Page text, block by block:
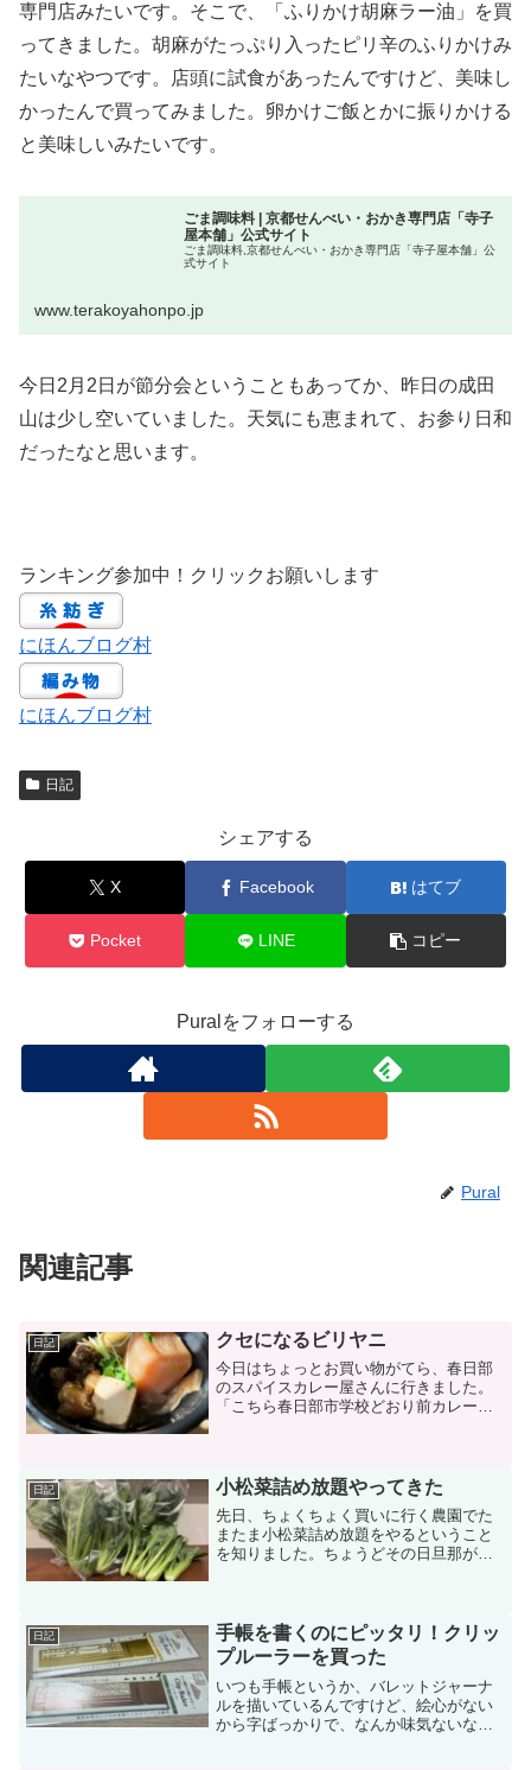
専門店みたいです。そこで、「ふりかけ胡麻ラー油」を買
ってきました。胡麻がたっぷり入ったピリ辛のふりかけみ
たいなやつです。店頭に試食があったんですけど、美味し
かったんで買ってみました。卵かけご飯とかに振りかける
と美味しいみたいです。
ごま調味料 | 京都せんべい・おかき専門店「寺子
屋本舗」公式サイト
ごま調味料,京都せんべい・おかき専門店「寺子屋本舗」公
式サイト
www.terakoyahonpo.jp
今日2月2日が節分会ということもあってか、昨日の成田
山は少し空いていました。天気にも恵まれて、お参り日和
だったなと思います。
ランキング参加中！クリックお願いします
にほんブログ村
にほんブログ村
日記
シェアする
X Facebook はてブ
Pocket LINE コピー
Puralをフォローする
Pural
関連記事
日記 クセになるビリヤニ
今日はちょっとお買い物がてら、春日部
のスパイスカレー屋さんに行きました。
「こちら春日部市学校どおり前カレー
子チキンビリヤニを注文。あ...
日記 小松菜詰め放題やってきた
先日、ちょくちょく買いに行く農園でた
またま小松菜詰め放題をやるということ
を知りました。ちょうどその日旦那が有
レンジ。その結果が...
日記
手帳を書くのにピッタリ！クリッ
プルーラーを買った
いつも手帳というか、バレットジャーナ
ルを描いているんですけど、絵心がない
から字ばっかりで、なんか味気ないな、